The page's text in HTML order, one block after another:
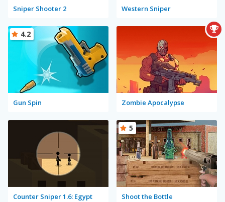
Sniper Shooter 2 Western Sniper
Gun Spin
4.2
Zombie Apocalypse
Counter Sniper 1.6: Egypt Shoot the Bottle
5